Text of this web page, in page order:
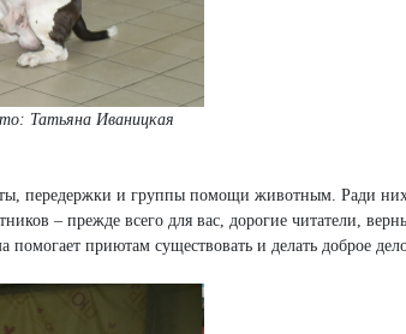
Татьяна Иваницкая
передержки и группы помощи животным. Ради
– прежде всего для вас, дорогие читатели,
приютам существовать и делать доброе